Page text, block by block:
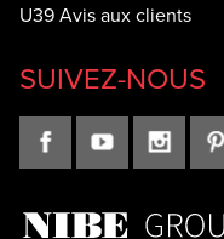
U39 Avis aux clients
SUIVEZ-NOUS